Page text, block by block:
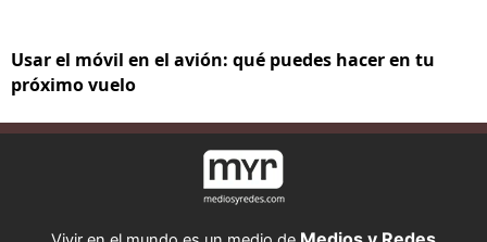
Usar el móvil en el avión: qué puedes hacer en tu
próximo vuelo